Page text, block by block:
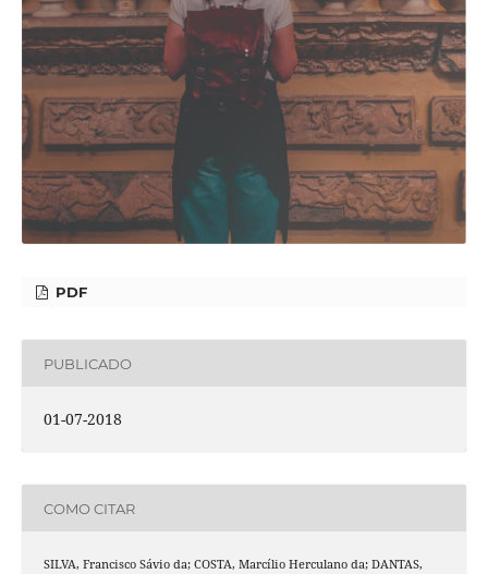
PDF
PUBLICADO
01-07-2018
COMO CITAR
SILVA, Francisco Sávio da; COSTA, Marcílio Herculano da; DANTAS,